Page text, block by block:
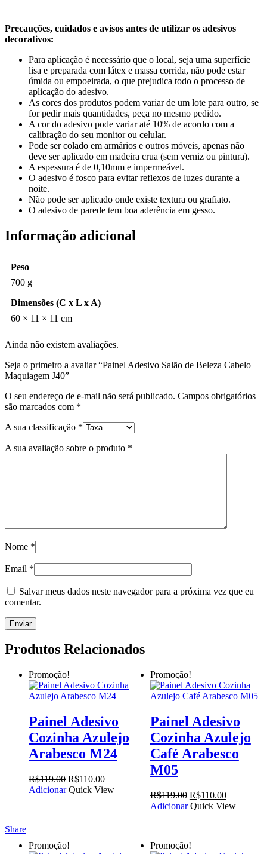
Precauções, cuidados e avisos antes de utilizar os adesivos
decorativos:
Para aplicação é necessário que o local, seja uma superfície
lisa e preparada com látex e massa corrida, não pode estar
úmida ou empoeirada, o que prejudica todo o processo de
aplicação do adesivo.
As cores dos produtos podem variar de um lote para outro, se
for pedir mais quantidades, peça no mesmo pedido.
A cor do adesivo pode variar até 10% de acordo com a
calibração do seu monitor ou celular.
Pode ser colado em armários e outros móveis, apenas não
deve ser aplicado em madeira crua (sem verniz ou pintura).
A espessura é de 0,10mm e impermeável.
O adesivo é fosco para evitar reflexos de luzes durante a
noite.
Não pode ser aplicado onde existe textura ou grafiato.
O adesivo de parede tem boa aderência em gesso.
Informação adicional
Peso
700 g
Dimensões (C x L x A)
60 × 11 × 11 cm
Ainda não existem avaliações.
Seja o primeiro a avaliar “Painel Adesivo Salão de Beleza Cabelo
Maquiagem J40”
O seu endereço de e-mail não será publicado. Campos obrigatórios
são marcados com *
A sua classificação *
A sua avaliação sobre o produto *
Nome *
Email *
Salvar meus dados neste navegador para a próxima vez que eu
comentar.
Produtos Relacionados
Promoção!
Painel Adesivo
Cozinha Azulejo
Arabesco M24
R$119.00 O
preço
R$110.00O
preço
Adicionar Quick View
Promoção!
Painel Adesivo
Cozinha Azulejo
Café Arabesco
M05
R$119.00 O
preço
R$110.00O
preço
Adicionar Quick View
Promoção! Promoção!
Share